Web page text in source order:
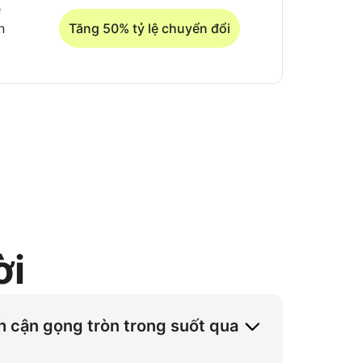
Tăng 50% tỷ lệ chuyển đổi
cận gọng tròn trong suốt qua